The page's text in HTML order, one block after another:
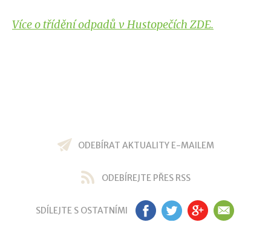
Více o třídění odpadů v Hustopečích ZDE.
ODEBÍRAT AKTUALITY E-MAILEM
ODEBÍREJTE PŘES RSS
SDÍLEJTE S OSTATNÍMI FB TW GP EM